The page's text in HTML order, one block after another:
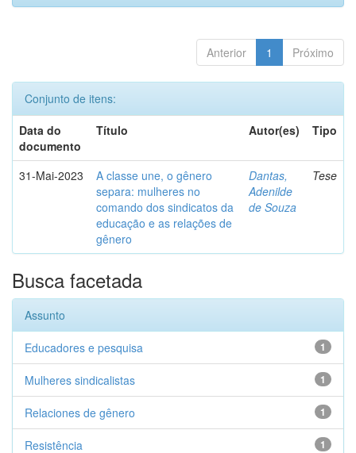
Anterior 1 Próximo
Conjunto de itens:
Data do
documento
Título Autor(es) Tipo
31-Mai-2023
A classe une, o gênero
separa: mulheres no
comando dos sindicatos da
educação e as relações de
gênero
Dantas,
Adenilde
de Souza
Tese
Busca facetada
Assunto
1
Educadores e pesquisa
1
Mulheres sindicalistas
1
Relaciones de gênero
1
Resistência